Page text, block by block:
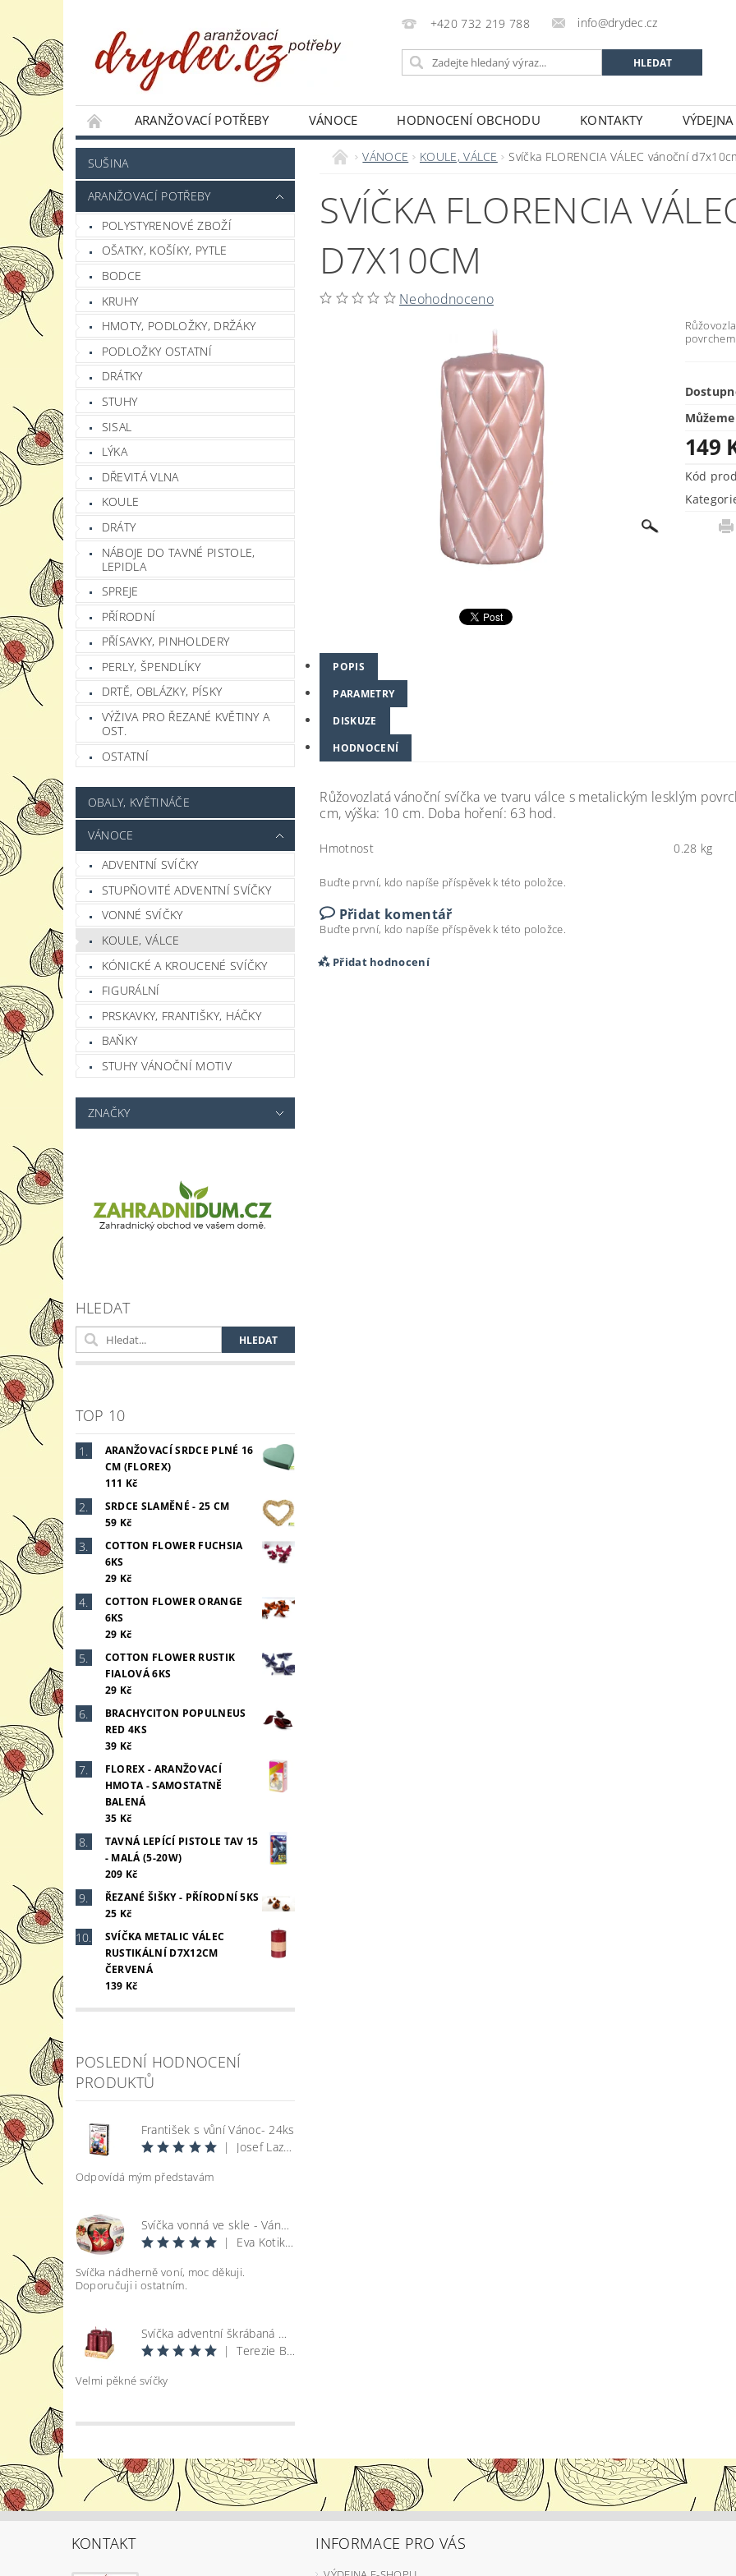
+420 732 219 788 info@drydec.cz
ARANŽOVACÍ POTŘEBY VÁNOCE HODNOCENÍ OBCHODU KONTAKTY
JAK NAKUPOVAT
PODMÍNKY OCHRANY OSOBNÍCH ÚDAJŮ OBCHODNÍ PODMÍNKY
SUŠINA
ARANŽOVACÍ POTŘEBY
POLYSTYRENOVÉ ZBOŽÍ
OŠATKY, KOŠÍKY, PYTLE
BODCE
KRUHY
HMOTY, PODLOŽKY, DRŽÁKY
PODLOŽKY OSTATNÍ
DRÁTKY
STUHY
SISAL
LÝKA
DŘEVITÁ VLNA
KOULE
DRÁTY
NÁBOJE DO TAVNÉ PISTOLE,
LEPIDLA
SPREJE
PŘÍRODNÍ
PŘÍSAVKY, PINHOLDERY
PERLY, ŠPENDLÍKY
DRTĚ, OBLÁZKY, PÍSKY
VÝŽIVA PRO ŘEZANÉ KVĚTINY A
OST.
OSTATNÍ
OBALY, KVĚTINÁČE
VÁNOCE
ADVENTNÍ SVÍČKY
STUPŇOVITÉ ADVENTNÍ SVÍČKY
VONNÉ SVÍČKY
KOULE, VÁLCE
KÓNICKÉ A KROUCENÉ SVÍČKY
FIGURÁLNÍ
PRSKAVKY, FRANTIŠKY, HÁČKY
BAŇKY
STUHY VÁNOČNÍ MOTIV
ZNAČKY
HLEDAT
TOP 10
ARANŽOVACÍ SRDCE PLNÉ 16
CM (FLOREX)
111 Kč
SRDCE SLAMĚNÉ - 25 CM
59 Kč
COTTON FLOWER FUCHSIA
6KS
29 Kč
COTTON FLOWER ORANGE
6KS
29 Kč
COTTON FLOWER RUSTIK
FIALOVÁ 6KS
29 Kč
BRACHYCITON POPULNEUS
RED 4KS
39 Kč
FLOREX - ARANŽOVACÍ
HMOTA - SAMOSTATNĚ
BALENÁ
35 Kč
TAVNÁ LEPÍCÍ PISTOLE TAV 15
- MALÁ (5-20W)
209 Kč
ŘEZANÉ ŠIŠKY - PŘÍRODNÍ 5KS
25 Kč
SVÍČKA METALIC VÁLEC
RUSTIKÁLNÍ D7X12CM
ČERVENÁ
139 Kč
POSLEDNÍ HODNOCENÍ
PRODUKTŮ
František s vůní Vánoc- 24ks
|
Josef Lazecký
Odpovídá mým představám
Svíčka vonná ve skle - Vánoce
|
Eva Kotikova
Svíčka nádherně voní, moc děkuji.
Doporučuji i ostatním.
Svíčka adventní škrábaná metal lesk - bordó d4x8cm 4ks
|
Terezie Bohatová
Velmi pěkné svíčky
VÁNOCE KOULE, VÁLCE Svíčka FLORENCIA VÁLEC vánoční
SVÍČKA FLORENCIA
D7X10CM
Neohodnoceno
149
Kód
POPIS
PARAMETRY
DISKUZE
HODNOCENÍ
Růžovozlatá vánoční svíčka ve tvaru válce s metalickým lesklým
cm, výška: 10 cm. Doba hoření: 63 hod.
Hmotnost 0.28 kg
Buďte první, kdo napíše příspěvek k této položce.
Přidat komentář
Buďte první, kdo napíše příspěvek k této položce.
Přidat hodnocení
KONTAKT INFORMACE PRO VÁS